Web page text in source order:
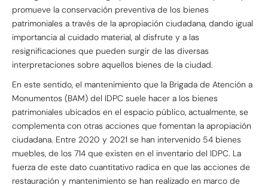
promueve la conservación preventiva de los bienes
patrimoniales a través de la apropiación ciudadana, dando igual
importancia al cuidado material, al disfrute y a las
resignificaciones que pueden surgir de las diversas
interpretaciones sobre aquellos bienes de la ciudad.
En este sentido, el mantenimiento que la Brigada de Atención a
Monumentos (BAM) del IDPC suele hacer a los bienes
patrimoniales ubicados en el espacio público, actualmente, se
complementa con otras acciones que fomentan la apropiación
ciudadana. Entre 2020 y 2021 se han intervenido 54 bienes
muebles, de los 714 que existen en el inventario del IDPC. La
fuerza de este dato cuantitativo radica en que las acciones de
restauración y mantenimiento se han realizado en marco de